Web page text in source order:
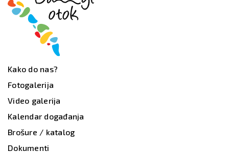
Kako do nas?
Fotogalerija
Video galerija
Kalendar događanja
Brošure / katalog
Dokumenti